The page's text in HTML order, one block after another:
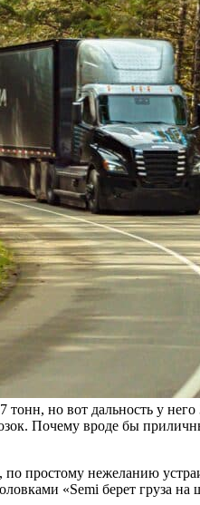
но вот дальность у
Почему вроде бы
простому нежеланию
«Semi берет груза